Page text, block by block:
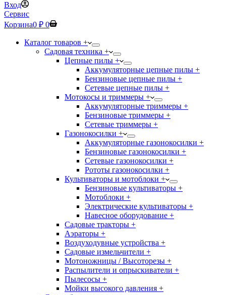
Вход
Сервис
Корзина0 ₽ 0
Каталог товаров +
Садовая техника +
Цепные пилы +
Аккумуляторные цепные пилы +
Бензиновые цепные пилы +
Сетевые цепные пилы +
Мотокосы и триммеры +
Аккумуляторные триммеры +
Бензиновые триммеры +
Сетевые триммеры +
Газонокосилки +
Аккумуляторные газонокосилки +
Бензиновые газонокосилки +
Сетевые газонокосилки +
Рототы газонокосилки +
Культиваторы и мотоблоки +
Бензиновые культиваторы +
Мотоблоки +
Электрические культиваторы +
Навесное оборудование +
Садовые тракторы +
Аэраторы +
Воздуходувные устройства +
Садовые измельчители +
Мотоножницы / Высоторезы +
Распылители и опрыскиватели +
Пылесосы +
Мойки высокого давления +